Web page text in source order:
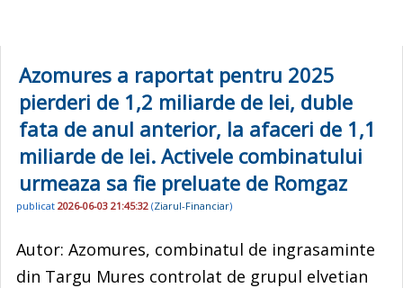
Azomures a raportat pentru 2025
pierderi de 1,2 miliarde de lei, duble
fata de anul anterior, la afaceri de 1,1
miliarde de lei. Activele combinatului
urmeaza sa fie preluate de Romgaz
publicat 2026-06-03 21:45:32 (Ziarul-Financiar)
Autor: Azomures, combinatul de ingrasaminte
din Targu Mures controlat de grupul elvetian